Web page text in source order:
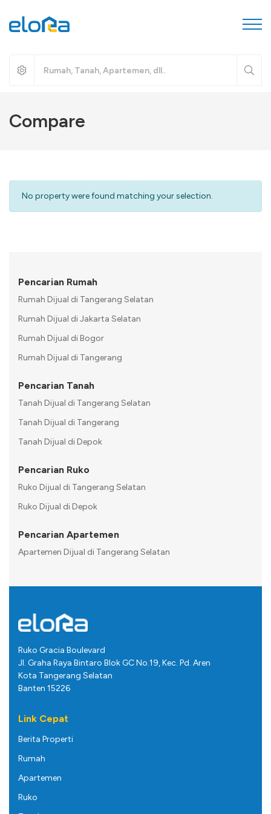
Compare
No property were found matching your selection.
Pencarian Rumah
Rumah Dijual di Tangerang Selatan
Rumah Dijual di Jakarta Selatan
Rumah Dijual di Bogor
Rumah Dijual di Tangerang
Pencarian Tanah
Tanah Dijual di Tangerang Selatan
Tanah Dijual di Tangerang
Tanah Dijual di Depok
Pencarian Ruko
Ruko Dijual di Tangerang Selatan
Ruko Dijual di Depok
Pencarian Apartemen
Apartemen Dijual di Tangerang Selatan
Ruko Gracia Boulevard
Jl. Graha Raya Bintaro Blok GC No.19, Kec. Pd. Aren
Kota Tangerang Selatan
Banten 15226
Link Cepat
Berita Properti
Rumah
Apartemen
Ruko